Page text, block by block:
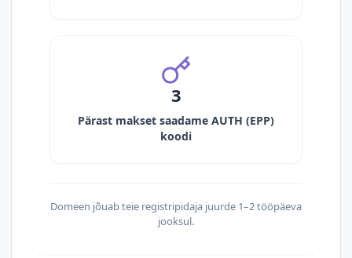
3
Pärast makset saadame AUTH (EPP)
koodi
Domeen jõuab teie registripidaja juurde 1–2 tööpäeva
jooksul.